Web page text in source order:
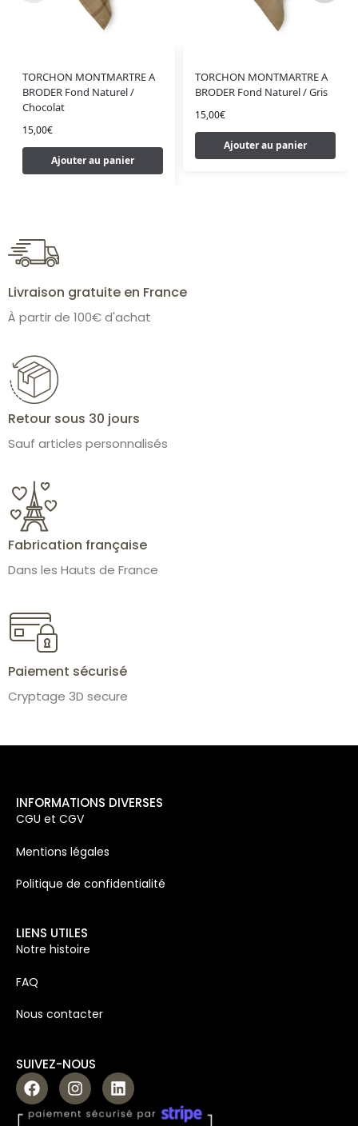
TORCHON MONTMARTRE A
BRODER Fond Naturel /
Chocolat
15,00€
Ajouter au panier
TORCHON MONTMARTRE A
BRODER Fond Naturel / Gris
15,00€
Ajouter au panier
Livraison gratuite en France
À partir de 100€ d'achat
Retour sous 30 jours
Sauf articles personnalisés
Fabrication française
Dans les Hauts de France
Paiement sécurisé
Cryptage 3D secure
INFORMATIONS DIVERSES
CGU et CGV
Mentions légales
Politique de confidentialité
LIENS UTILES
Notre histoire
FAQ
Nous contacter
SUIVEZ-NOUS